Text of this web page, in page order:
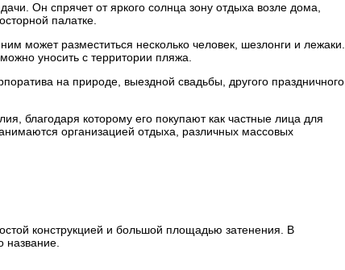
Он спрячет от яркого солнца зону отдыха возле дома,
палатке.
может разместиться несколько человек, шезлонги и лежаки.
уносить с территории пляжа.
на природе, выездной свадьбы, другого праздничного
благодаря которому его покупают как частные лица для
организацией отдыха, различных массовых
конструкцией и большой площадью затенения. В
название.